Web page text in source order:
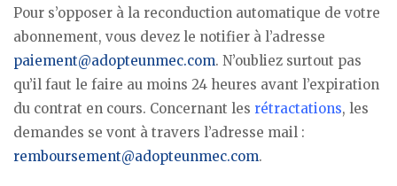
Pour s’opposer à la reconduction automatique de votre
abonnement, vous devez le notifier à l’adresse
paiement@adopteunmec.com. N’oubliez surtout pas
qu’il faut le faire au moins 24 heures avant l’expiration
du contrat en cours. Concernant les rétractations, les
demandes se vont à travers l’adresse mail :
remboursement@adopteunmec.com.